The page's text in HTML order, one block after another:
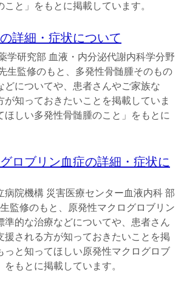
こと」をもとに掲載しています。
詳細・症状について
学研究部 血液・内分泌代謝内科学分野
生監修のもと、多発性骨髄腫そのもの
どについてや、患者さんやご家族な
が知っておきたいことを掲載していま
ほしい多発性骨髄腫のこと」をもとに
ロブリン血症の詳細・症状に
病院機構 災害医療センター血液内科 部
監修のもと、原発性マクログロブリン
準的な治療などについてや、患者さん
援される方が知っておきたいことを掲
っと知ってほしい原発性マクログロブ
をもとに掲載しています。